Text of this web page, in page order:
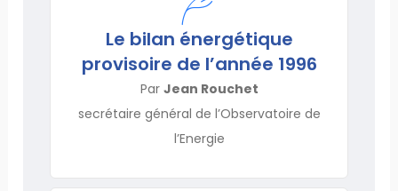
Le bilan énergétique
provisoire de l’année 1996
Par Jean Rouchet
secrétaire général de l’Observatoire de
l’Energie